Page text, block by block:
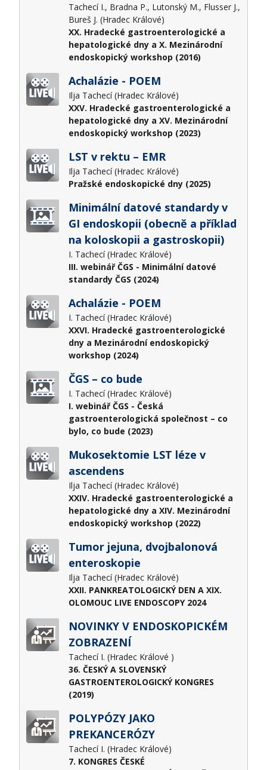
Tachecí I., Bradna P., Lutonský M., Flusser J.,
Bureš J. (Hradec Králové)
XX. Hradecké gastroenterologické a
hepatologické dny a X. Mezinárodní
endoskopický workshop (2016)
Achalázie - POEM
Ilja Tachecí (Hradec Králové)
XXV. Hradecké gastroenterologické a
hepatologické dny a XV. Mezinárodní
endoskopický workshop (2023)
LST v rektu – EMR
Ilja Tachecí (Hradec Králové)
Pražské endoskopické dny (2025)
Minimální datové standardy v
GI endoskopii (obecně a příklad
na koloskopii a gastroskopii)
I. Tachecí (Hradec Králové)
III. webinář ČGS - Minimální datové
standardy ČGS (2024)
Achalázie - POEM
I. Tachecí (Hradec Králové)
XXVI. Hradecké gastroenterologické
dny a Mezinárodní endoskopický
workshop (2024)
ČGS – co bude
I. Tachecí (Hradec Králové)
I. webinář ČGS - Česká
gastroenterologická společnost – co
bylo, co bude (2023)
Mukosektomie LST léze v
ascendens
Ilja Tachecí (Hradec Králové)
XXIV. Hradecké gastroenterologické a
hepatologické dny a XIV. Mezinárodní
endoskopický workshop (2022)
Tumor jejuna, dvojbalonová
enteroskopie
Ilja Tachecí (Hradec Králové)
XXII. PANKREATOLOGICKÝ DEN A XIX.
OLOMOUC LIVE ENDOSCOPY 2024
NOVINKY V ENDOSKOPICKÉM
ZOBRAZENÍ
Tachecí I. (Hradec Králové )
36. ČESKÝ A SLOVENSKÝ
GASTROENTEROLOGICKÝ KONGRES
(2019)
POLYPÓZY JAKO
PREKANCERÓZY
Tachecí I. (Hradec Králové)
7. KONGRES ČESKÉ